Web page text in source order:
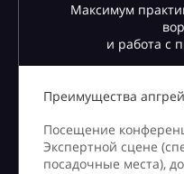
Максимум
и работа с
Преимущества
Посещение
Экспертной сцене
посадочные места),